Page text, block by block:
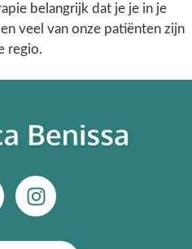
belangrijk dat je je in je
veel van onze patiënten zijn
regio.
I
n